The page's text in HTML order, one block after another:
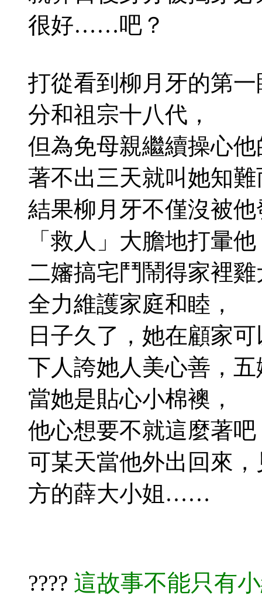
很好……吧？
打從看到柳月牙的第
分和祖宗十八代，
但為免母親繼續操心
著不出三天就叫她知
結果柳月牙不僅沒被
「救人」大膽地打暈
二嬸搞宅鬥鬧得家裡
全力維護家庭和睦，
日子久了，她在顧家
下人誇她人美心善，
當她是貼心小棉襖，
他心想要不就這麼著
可某天當他外出回來
方的薛大小姐……
????​​​ 這故事不能只有